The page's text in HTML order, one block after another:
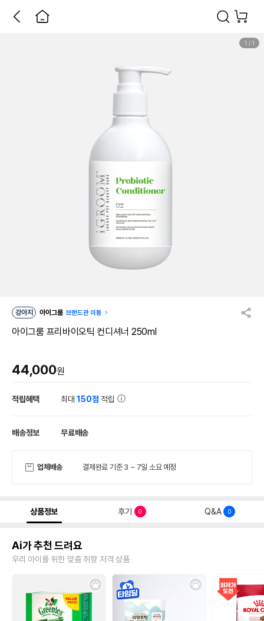
1 / 1
강아지 아이그룸 브랜드관 이동
아이그룸 프리바이오틱 컨디셔너 250ml
44,000원
적립혜택 최대150점 적립
배송정보 무료배송
업체배송 결제완료 기준 3 ~ 7일 소요 예정
상품정보 후기 0 Q&A 0
Ai가 추천 드려요
우리 아이를 위한 맞춤 취향 저격 상품